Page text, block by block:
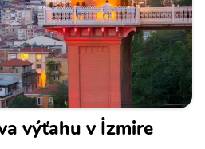
výťahu v İzmire